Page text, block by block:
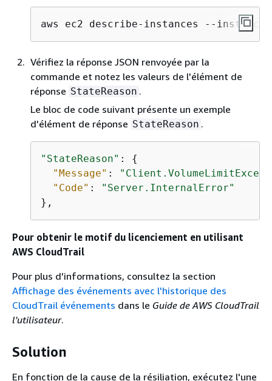
aws ec2 describe-instances --
Vérifiez la réponse JSON renvoyée par la
commande et notez les valeurs de l'élément de
réponse StateReason .
Le bloc de code suivant présente un exemple
d'élément de réponse StateReason .
"StateReason" : {
"Message" :
"Code" :
"Server.InternalError"
},
Pour obtenir le motif du licenciement en utilisant
AWS CloudTrail
Pour plus d'informations, consultez la section
Affichage des événements avec l'historique des
CloudTrail événements dans le Guide de AWS CloudTrail
l'utilisateur.
Solution
En fonction de la cause de la résiliation, exécutez l'une